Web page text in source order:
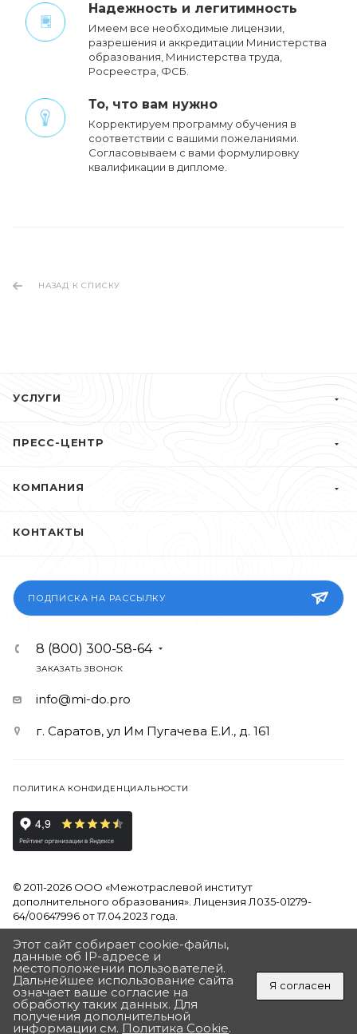
Надежность и легитимность
Имеем все необходимые лицензии,
разрешения и аккредитации Министерства
образования, Министерства труда,
Росреестра, ФСБ.
То, что вам нужно
Корректируем программу обучения в
соответствии с вашими пожеланиями.
Cогласовываем с вами формулировку
квалификации в дипломе.
НАЗАД К СПИСКУ
УСЛУГИ
ПРЕСС-ЦЕНТР
КОМПАНИЯ
КОНТАКТЫ
ПОДПИСКА НА РАССЫЛКУ
8 (800) 300-58-64
ЗАКАЗАТЬ ЗВОНОК
info@mi-do.pro
г. Саратов, ул Им Пугачева Е.И., д. 161
ПОЛИТИКА КОНФИДЕНЦИАЛЬНОСТИ
© 2011-2026 ООО «Межотраслевой институт
дополнительного образования». Лицензия Л035-01279-
64/00647996 от 17.04.2023 года.
Продолжая использовать наш сайт, вы даете согласие на
обработку файлов Cookies и других пользовательских
данных, в соответствии сПолитикой на обработку
персональных данных
Разработан в Агентстве Андрея Полушина
Этот сайт собирает cookie-файлы,
данные об IP-адресе и
местоположении пользователей.
Дальнейшее использование сайта
означает ваше согласие на
обработку таких данных. Для
получения дополнительной
информации см. Политика Cookie.
Я согласен
ПОЛУЧИТЬ ПОДАРОК
«ДЛЯ ВАС ПОДАРОК ОТ ИНСТИТУТА»